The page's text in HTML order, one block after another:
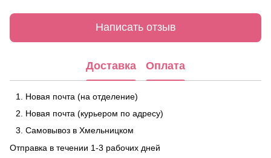
Написать отзыв
Доставка Оплата
Новая почта (на отделение)
Новая почта (курьером по адресу)
Самовывоз в Хмельницком
Отправка в течении 1-3 рабочих дней